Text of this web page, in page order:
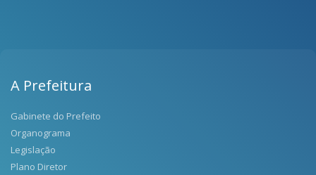
A Prefeitura
Gabinete do Prefeito
Organograma
Legislação
Plano Diretor